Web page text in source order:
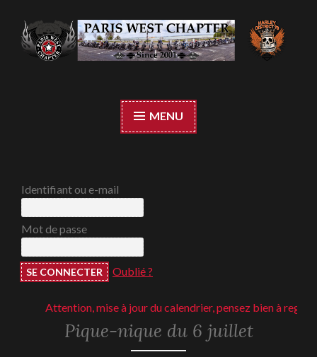
Accéder
au
contenu
MENU
Identifiant ou e-mail
Mot de passe
Oublié ?
Attention, mise à jour du calendrier, pensez bien à
REPORTAGESPique-nique du 6 juillet